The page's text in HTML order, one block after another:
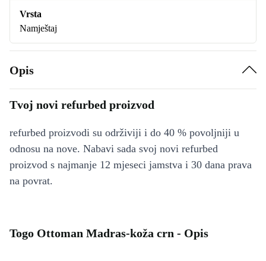
Vrsta
Namještaj
Opis
Tvoj novi refurbed proizvod
refurbed proizvodi su održiviji i do 40 % povoljniji u
odnosu na nove. Nabavi sada svoj novi refurbed
proizvod s najmanje 12 mjeseci jamstva i 30 dana prava
na povrat.
Togo Ottoman Madras-koža crn - Opis